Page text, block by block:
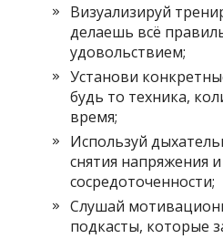
Визуализируй
делаешь всё
удовольствием;
Установи
будь то техника,
время;
Используй
снятия напряжения
сосредоточенности;
Слушай
подкасты, которые